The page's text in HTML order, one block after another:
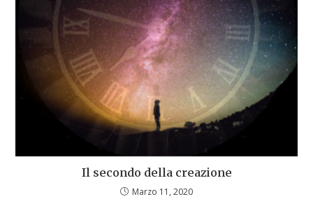
Il secondo della creazione
Marzo 11, 2020